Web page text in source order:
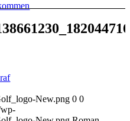
New.png 0 0